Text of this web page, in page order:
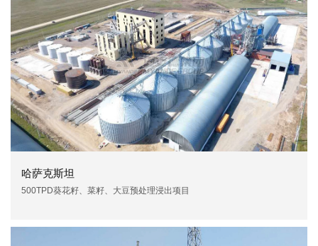
哈萨克斯坦
500TPD葵花籽、菜籽、大豆预处理浸出项目